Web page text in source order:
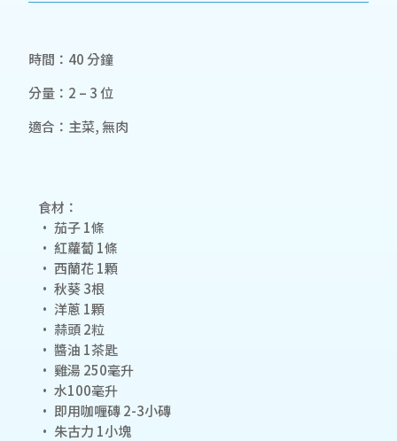
時間：40 分鐘
分量：2 – 3 位
適合：主菜, 無肉
食材：
• 茄子 1條
• 紅蘿蔔 1條
• 西蘭花 1顆
• 秋葵 3根
• 洋蔥 1顆
• 蒜頭 2粒
• 醬油 1茶匙
• 雞湯 250毫升
• 水100毫升
• 即用咖喱磚 2-3小磚
• 朱古力 1小塊